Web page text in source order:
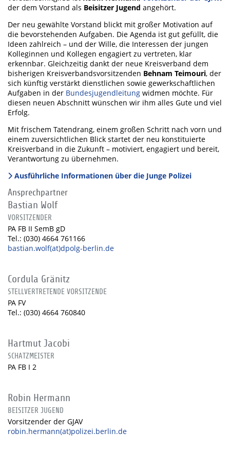
der dem Vorstand als Beisitzer Jugend angehört.
Der neu gewählte Vorstand blickt mit großer Motivation auf
die bevorstehenden Aufgaben. Die Agenda ist gut gefüllt, die
Ideen zahlreich – und der Wille, die Interessen der jungen
Kolleginnen und Kollegen engagiert zu vertreten, klar
erkennbar. Gleichzeitig dankt der neue Kreisverband dem
bisherigen Kreisverbandsvorsitzenden Behnam Teimouri, der
sich künftig verstärkt dienstlichen sowie gewerkschaftlichen
Aufgaben in der Bundesjugendleitung widmen möchte. Für
diesen neuen Abschnitt wünschen wir ihm alles Gute und viel
Erfolg.
Mit frischem Tatendrang, einem großen Schritt nach vorn und
einem zuversichtlichen Blick startet der neu konstituierte
Kreisverband in die Zukunft – motiviert, engagiert und bereit,
Verantwortung zu übernehmen.
Ausführliche Informationen über die Junge Polizei
Ansprechpartner
Bastian Wolf
VORSITZENDER
PA FB II SemB gD
Tel.: (030) 4664 761166
bastian.wolf(at)dpolg-berlin.de
Cordula Gränitz
STELLVERTRETENDE VORSITZENDE
PA FV
Tel.: (030) 4664 760840
Hartmut Jacobi
SCHATZMEISTER
PA FB I 2
Robin Hermann
BEISITZER JUGEND
Vorsitzender der GJAV
robin.hermann(at)polizei.berlin.de